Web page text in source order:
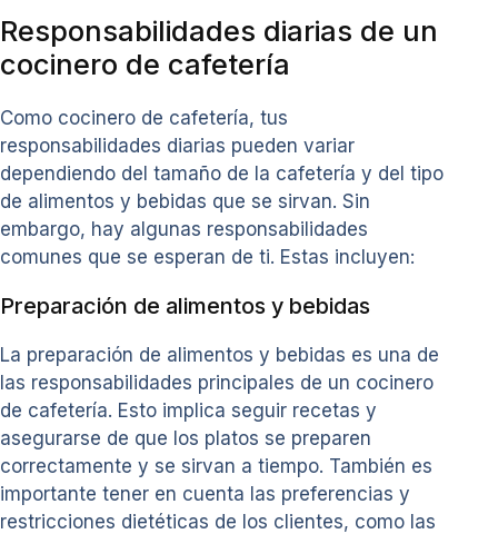
Responsabilidades diarias de un
cocinero de cafetería
Como cocinero de cafetería, tus
responsabilidades diarias pueden variar
dependiendo del tamaño de la cafetería y del tipo
de alimentos y bebidas que se sirvan. Sin
embargo, hay algunas responsabilidades
comunes que se esperan de ti. Estas incluyen:
Preparación de alimentos y bebidas
La preparación de alimentos y bebidas es una de
las responsabilidades principales de un cocinero
de cafetería. Esto implica seguir recetas y
asegurarse de que los platos se preparen
correctamente y se sirvan a tiempo. También es
importante tener en cuenta las preferencias y
restricciones dietéticas de los clientes, como las